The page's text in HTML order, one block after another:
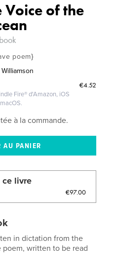
Voice of the
poem}
€4.52
Fire® d'Amazon, iOS
à la commande.
ce livre
€97.00
in dictation from the
poem, written to be read